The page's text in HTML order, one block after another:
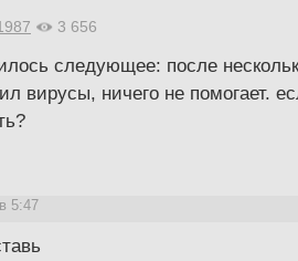
3 656
следующее: после
вирусы, ничего не помогает.
5:47